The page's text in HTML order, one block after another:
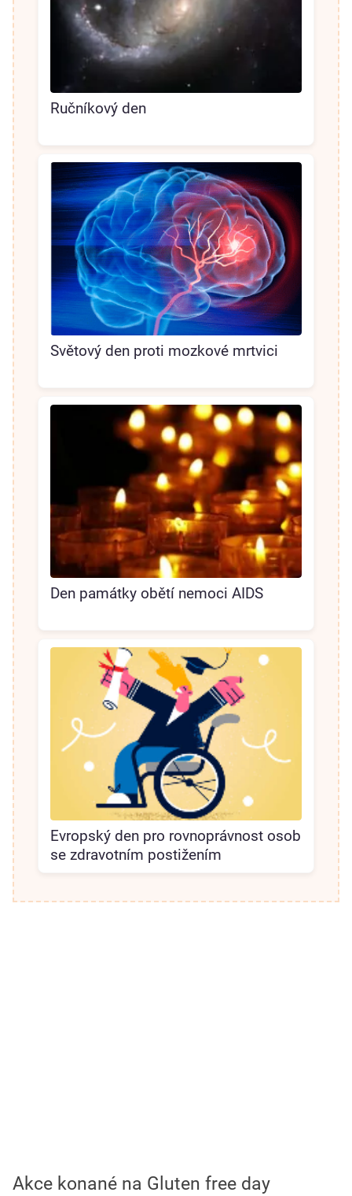
Ručníkový den
Světový den proti mozkové mrtvici
Den památky obětí nemoci AIDS
Evropský den pro rovnoprávnost osob
se zdravotním postižením
Akce konané na Gluten free day